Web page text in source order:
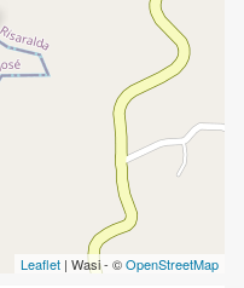
Leaflet | Wasi - ©OpenStreetMap